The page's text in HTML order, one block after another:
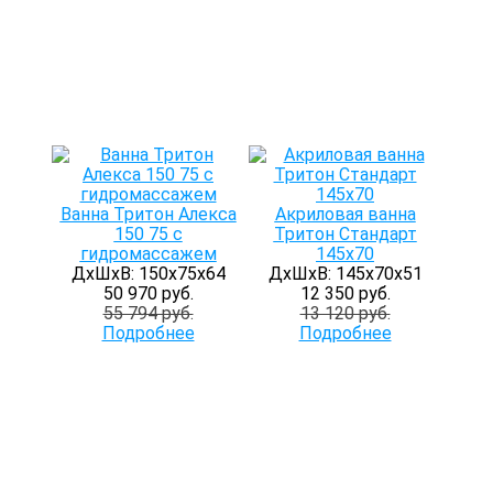
Ванна Тритон Алекса
150 75 с
гидромассажем
ДхШхВ: 150х75х64
50 970 руб.
55 794 руб.
Подробнее
Акриловая ванна
Тритон Стандарт
145х70
ДхШхВ: 145х70х51
12 350 руб.
13 120 руб.
Подробнее